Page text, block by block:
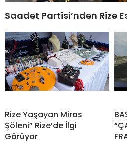
Saadet Partisi’nden Rize
Rize Yaşayan Miras
Şöleni” Rize’de İlgi
Görüyor